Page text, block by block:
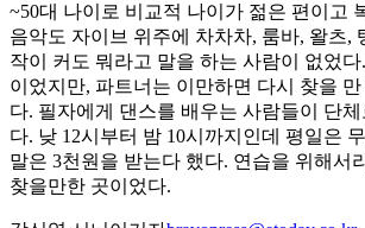
~50대 나이로 비교적 나이가 젊은 편이고
음악도 자이브 위주에 차차차, 룸바, 왈츠,
작이 커도 뭐라고 말을 하는 사람이 없었
이었지만, 파트너는 이만하면 다시 찾을 만
다. 필자에게 댄스를 배우는 사람들이 단
다. 낮 12시부터 밤 10시까지인데 평일은
말은 3천원을 받는다 했다. 연습을 위해서
찾을만한 곳이었다.